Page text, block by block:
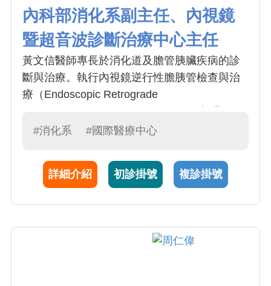
內科部消化系副主任、內視鏡
暨超音波診斷治療中心主任
黃文信醫師專長於消化道及膽管胰臟疾病的診
斷與治療。執行內視鏡逆行性膽胰管檢查與治
療（Endoscopic Retrograde
例，治療膽胰管結石、腫瘤、及相關病症有極
及指導醫師。黃醫師也擅長於其它治療性內視
鏡術，包括內視鏡超音波（Endoscopic
胰管內視鏡術（Peroral
Cholangiopancreatoscopy）及金屬支架置放術
#消化系 #國際醫療中心
詳細介紹 初診掛號 複診掛號